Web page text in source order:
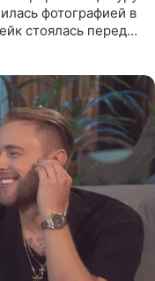
фотографией в
стоялась перед